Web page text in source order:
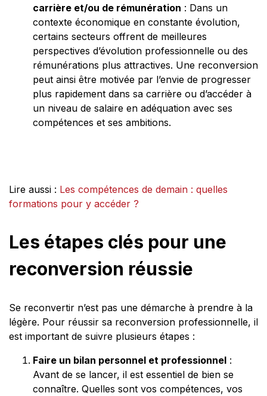
carrière et/ou de rémunération : Dans un
contexte économique en constante évolution,
certains secteurs offrent de meilleures
perspectives d’évolution professionnelle ou des
rémunérations plus attractives. Une reconversion
peut ainsi être motivée par l’envie de progresser
plus rapidement dans sa carrière ou d’accéder à
un niveau de salaire en adéquation avec ses
compétences et ses ambitions.
Lire aussi : Les compétences de demain : quelles
formations pour y accéder ?
Les étapes clés pour une
reconversion réussie
Se reconvertir n’est pas une démarche à prendre à la
légère. Pour réussir sa reconversion professionnelle, il
est important de suivre plusieurs étapes :
Faire un bilan personnel et professionnel :
Avant de se lancer, il est essentiel de bien se
connaître. Quelles sont vos compétences, vos